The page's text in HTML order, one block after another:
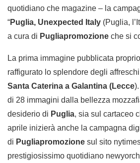
quotidiano che magazine – la
“Puglia, Unexpected Italy (Puglia,
a cura di Pugliapromozione che si
La prima immagine pubblicata
raffigurato lo splendore degli
Santa Caterina a Galantina (Lecce
di 28 immagini dalla bellezza
desiderio di Puglia, sia sul cartaceo
aprile inizierà anche la campagna
di Pugliapromozione sul sito
prestigiosissimo quotidiano